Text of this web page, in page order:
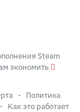
Steam
экономить
· Политика
Как это работает